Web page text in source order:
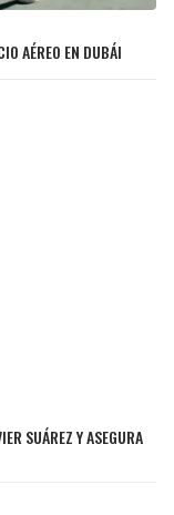
AÉREO EN DUBÁI
SUÁREZ Y ASEGURA